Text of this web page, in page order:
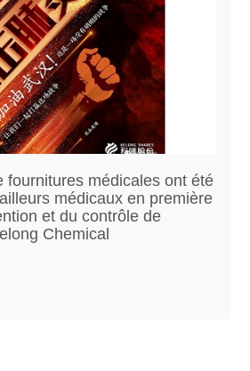
fournitures médicales ont été
médicaux en première
et du contrôle de
Chemical